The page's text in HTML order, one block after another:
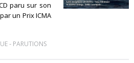
paru sur son
un Prix ICMA
- PARUTIONS